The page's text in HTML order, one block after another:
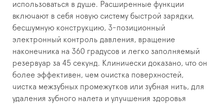
использоваться в душе. Расширенные функции
включают в себя новую систему быстрой зарядки,
бесшумную конструкцию, 3-позиционный
электронный контроль давления, вращение
наконечника на 360 градусов и легко заполняемый
резервуар за 45 секунд. Клинически доказано, что он
более эффективен, чем очистка поверхностей,
чистка межзубных промежутков или зубная нить, для
удаления зубного налета и улучшения здоровья